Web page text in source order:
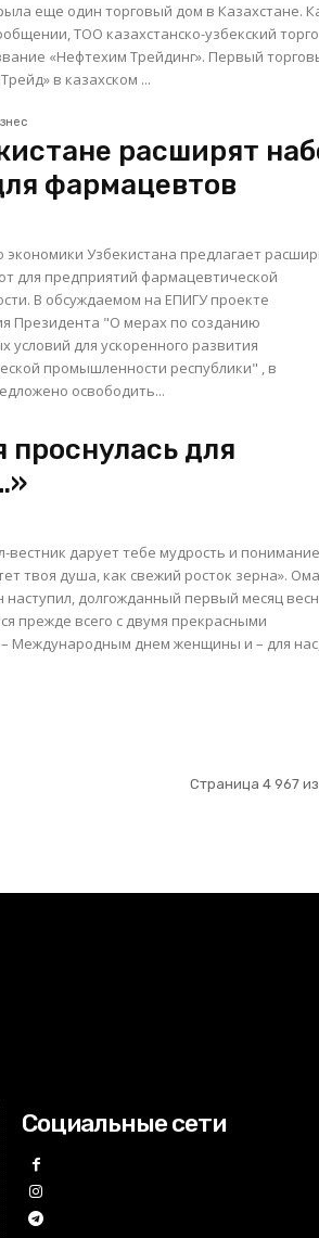
один торговый дом в Казахстане. Как
ТОО казахстанско-узбекский
«Нефтехим Трейдинг». Первый торговый
дом «АзияХимТрейд» в казахском ...
расширят
фармацевтов
Узбекистана предлагает расширить
В обсуждаемом на ЕПИГУ проекте
"О мерах по созданию
условий для ускоренного развития
промышленности республики" , в
освободить...
проснулась для
вестник дарует тебе мудрость и
твоя душа, как свежий росток зерна».
наступил, долгожданный первый месяц
прежде всего с двумя прекрасными
Международным днем женщины и – для
Страница 4 967 из
Социальные сети